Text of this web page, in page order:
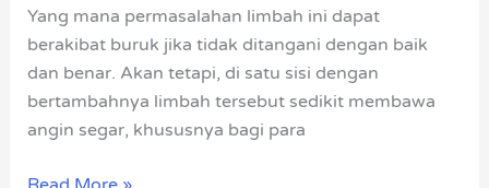
Yang mana permasalahan limbah ini dapat
berakibat buruk jika tidak ditangani dengan baik
dan benar. Akan tetapi, di satu sisi dengan
bertambahnya limbah tersebut sedikit membawa
angin segar, khususnya bagi para